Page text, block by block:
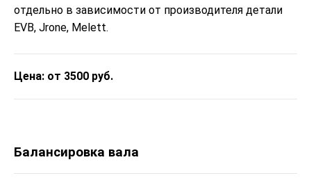
отдельно в зависимости от производителя детали
EVB, Jrone, Melett.
Цена: от 3500 руб.
Балансировка вала